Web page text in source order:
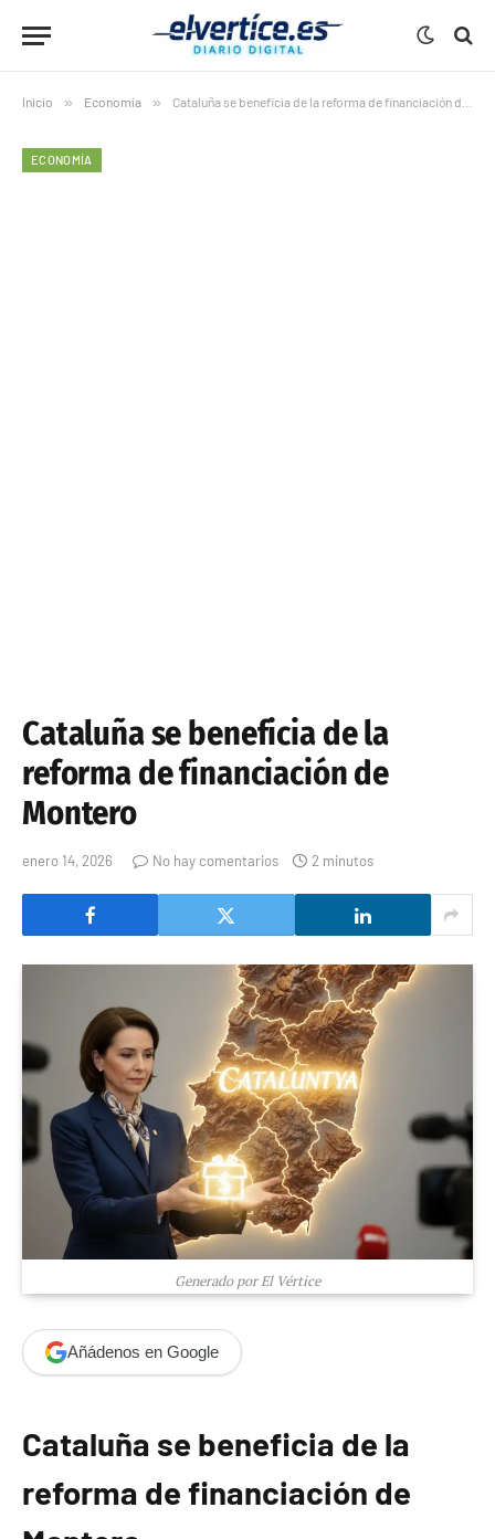
Inicio » Economía » Cataluña se beneficia de la reforma de financiación de Montero
ECONOMÍA
Cataluña se beneficia de la
reforma de financiación de
Montero
enero 14, 2026 No hay comentarios 2 minutos
Generado por El Vértice
Añádenos en Google
Cataluña se beneficia de la
reforma de financiación de